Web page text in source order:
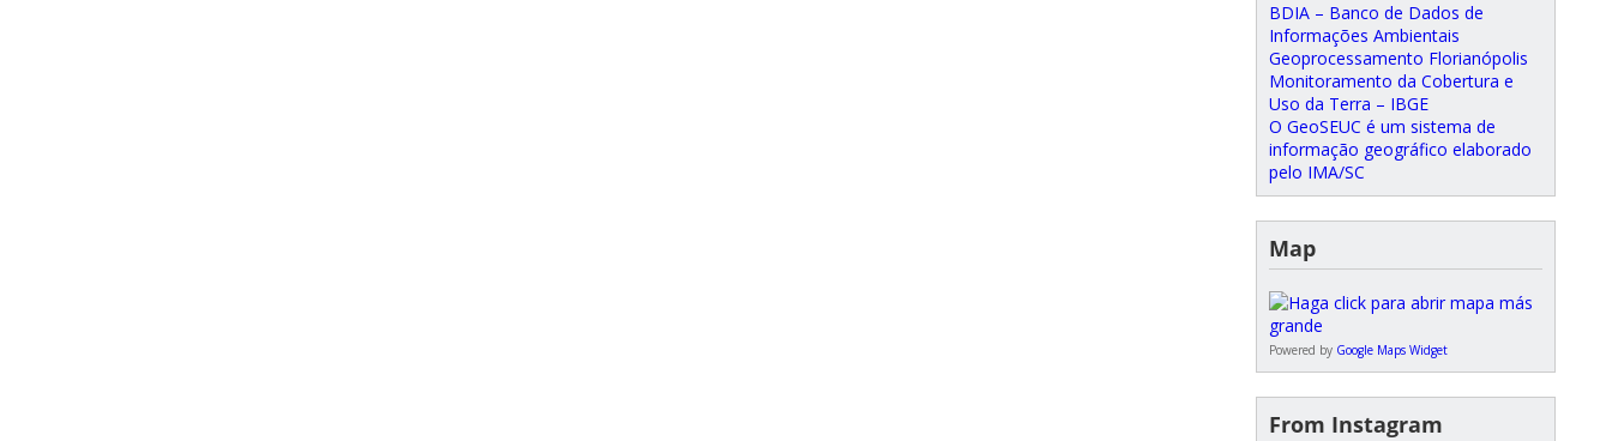
BDIA – Banco de Dados de
Informações Ambientais
Geoprocessamento Florianópolis
Monitoramento da Cobertura e
Uso da Terra – IBGE
O GeoSEUC é um sistema de
informação geográfico elaborado
pelo IMA/SC
Map
Powered by Google Maps Widget
From Instagram